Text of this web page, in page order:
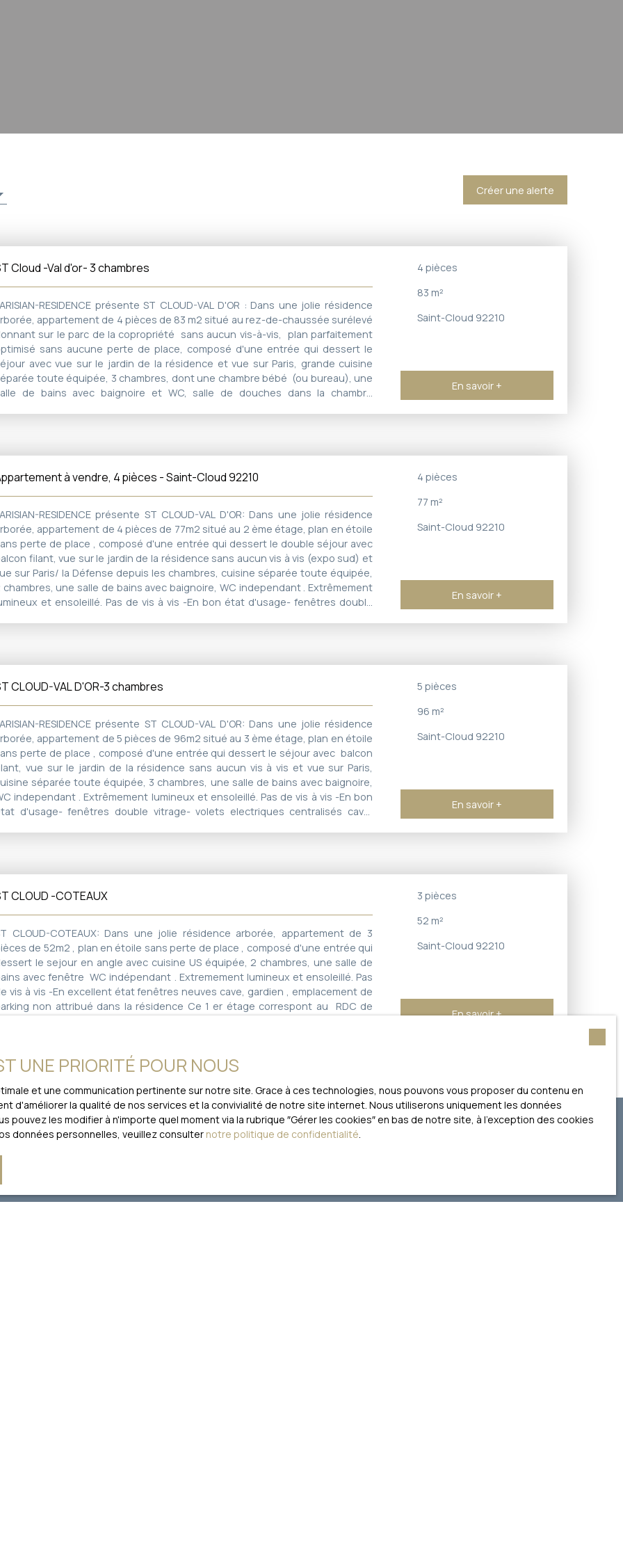
Créer une alerte
Cloud -Val d'or- 3 chambres
RESIDENCE présente ST CLOUD-VAL D'OR : Dans une jolie résidence
appartement de 4 pièces de 83 m2 situé au rez-de-chaussée surélevé
sur le parc de la copropriété sans aucun vis-à-vis, plan parfaitement
sans aucune perte de place, composé d'une entrée qui dessert le
avec vue sur le jardin de la résidence et vue sur Paris, grande cuisine
toute équipée, 3 chambres, dont une chambre bébé (ou bureau), une
de bains avec baignoire et WC, salle de douches dans la chambre
handicapé Proximité train (Val d'Or), Tram T2 Secteur École "les coteaux"-
commerces à 10 min à pied Accès Bois de Boulogne direct par la passerelle
l'Avre
4 pièces
83 m²
Saint-Cloud 92210
En savoir +
à vendre, 4 pièces - Saint-Cloud 92210
RESIDENCE présente ST CLOUD-VAL D'OR: Dans une jolie résidence
appartement de 4 pièces de 77m2 situé au 2 ème étage, plan en étoile
perte de place , composé d'une entrée qui dessert le double séjour avec
filant, vue sur le jardin de la résidence sans aucun vis à vis (expo sud) et
sur Paris/ la Défense depuis les chambres, cuisine séparée toute équipée,
chambres, une salle de bains avec baignoire, WC independant . Extrêmement
et ensoleillé. Pas de vis à vis -En bon état d'usage- fenêtres double
l'Avre
4 pièces
77 m²
Saint-Cloud 92210
En savoir +
CLOUD-VAL D'OR-3 chambres
RESIDENCE présente ST CLOUD-VAL D'OR: Dans une jolie résidence
appartement de 5 pièces de 96m2 situé au 3 ème étage, plan en étoile
perte de place , composé d'une entrée qui dessert le séjour avec balcon
vue sur le jardin de la résidence sans aucun vis à vis et vue sur Paris,
séparée toute équipée, 3 chambres, une salle de bains avec baignoire,
independant . Extrêmement lumineux et ensoleillé. Pas de vis à vis -En bon
d'usage- fenêtres double vitrage- volets electriques centralisés cave,
5 pièces
96 m²
Saint-Cloud 92210
En savoir +
CLOUD -COTEAUX
CLOUD-COTEAUX: Dans une jolie résidence arborée, appartement de 3
de 52m2 , plan en étoile sans perte de place , composé d'une entrée qui
le sejour en angle avec cuisine US équipée, 2 chambres, une salle de
avec fenêtre WC indépendant . Extremement lumineux et ensoleillé. Pas
vis à vis -En excellent état fenêtres neuves cave, gardien , emplacement de
non attribué dans la résidence Ce 1 er étage correspont au RDC de
3 pièces
52 m²
Saint-Cloud 92210
En savoir +
aucun bien
Nom Email
UNE PRIORITÉ POUR NOUS
et une communication pertinente sur notre site. Grace à ces technologies, nous pouvons vous proposer du contenu en
d'améliorer la qualité de nos services et la convivialité de notre site internet. Nous utiliserons uniquement les données
pouvez les modifier à n'importe quel moment via la rubrique ″Gérer les cookies″ en bas de notre site, à l'exception des cookies
données personnelles, veuillez consulter notre politique de confidentialité.